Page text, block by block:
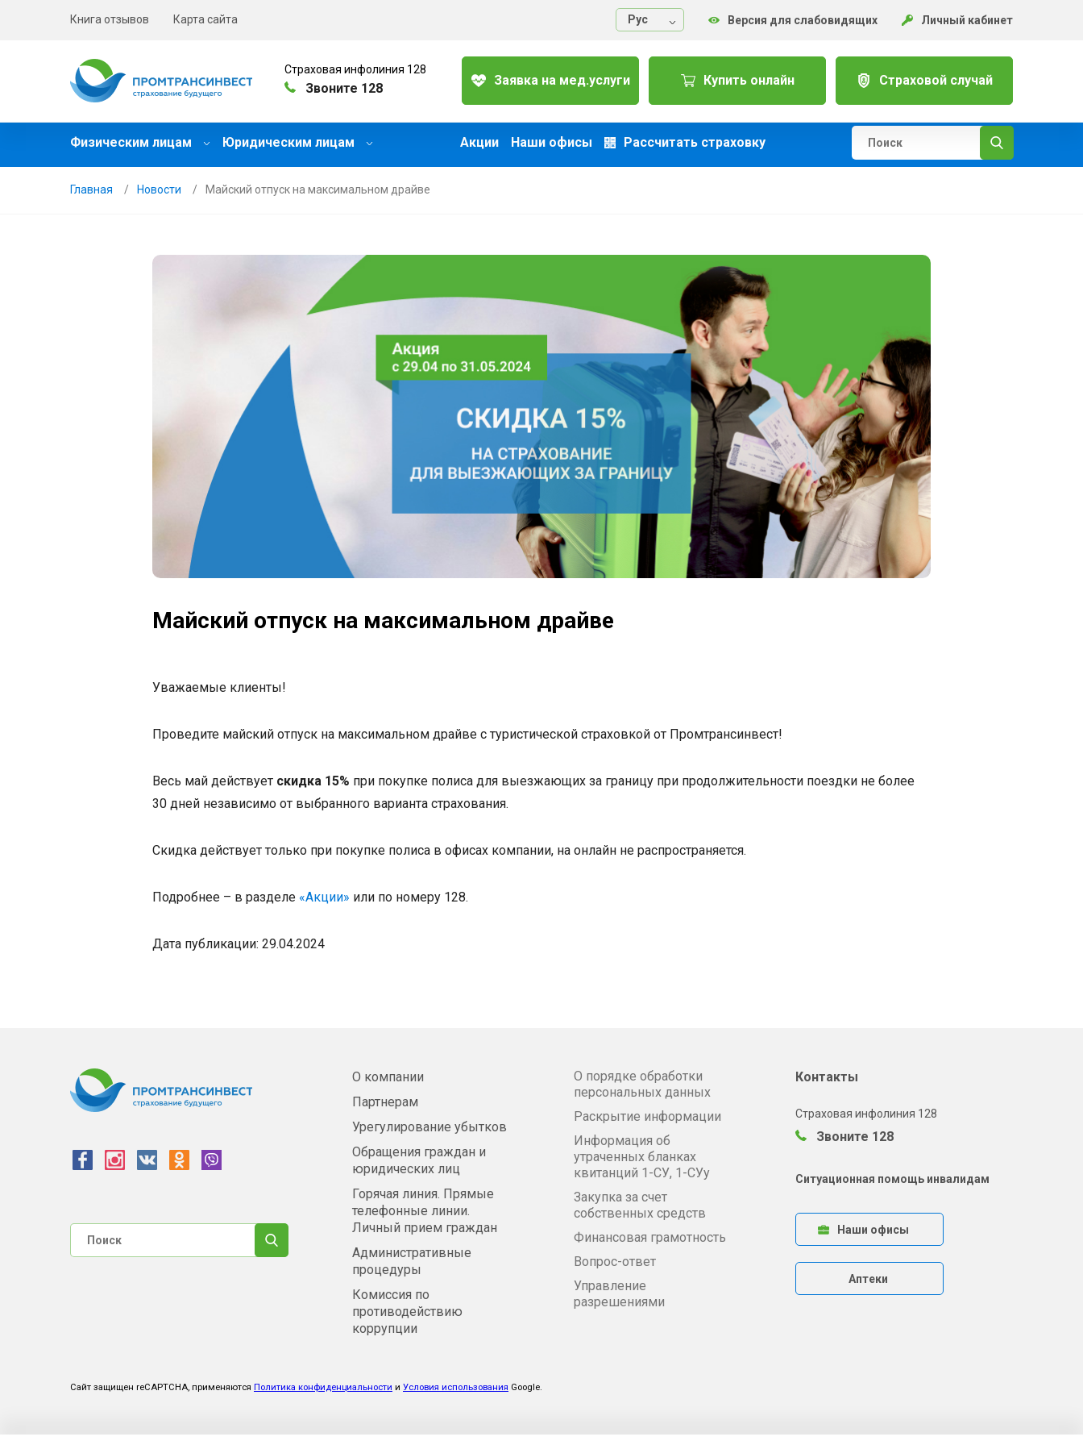
Книга отзывов Карта сайта Руc Версия для слабовидящих Личный кабинет
Страховая инфолиния 128
Звоните 128
Заявка на мед.услуги Купить онлайн Страховой случай
Физическим лицам Юридическим лицам Акции Наши офисы Рассчитать страховку
Главная Новости Майский отпуск на максимальном драйве
Майский отпуск на максимальном драйве
Уважаемые клиенты!
Проведите майский отпуск на максимальном драйве с туристической страховкой от Промтрансинвест!
Весь май действует скидка 15% при покупке полиса для выезжающих за границу при продолжительности поездки не более
30 дней независимо от выбранного варианта страхования.
Скидка действует только при покупке полиса в офисах компании, на онлайн не распространяется.
Подробнее – в разделе «Акции» или по номеру 128.
Дата публикации: 29.04.2024
О компании
Партнерам
Урегулирование убытков
Обращения граждан и
юридических лиц
Горячая линия. Прямые
телефонные линии.
Личный прием граждан
Административные
процедуры
Комиссия по
противодействию
коррупции
О порядке обработки
персональных данных
Раскрытие информации
Информация об
утраченных бланках
квитанций 1-СУ, 1-СУу
Закупка за счет
собственных средств
Финансовая грамотность
Вопрос-ответ
Управление
разрешениями
Контакты
Страховая инфолиния 128
Звоните 128
Ситуационная помощь инвалидам
Наши офисы
Аптеки
Сайт защищен reCAPTCHA, применяются Политика конфиденциальности и Условия использования Google.